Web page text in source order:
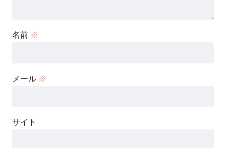
名前 ※
メール ※
サイト